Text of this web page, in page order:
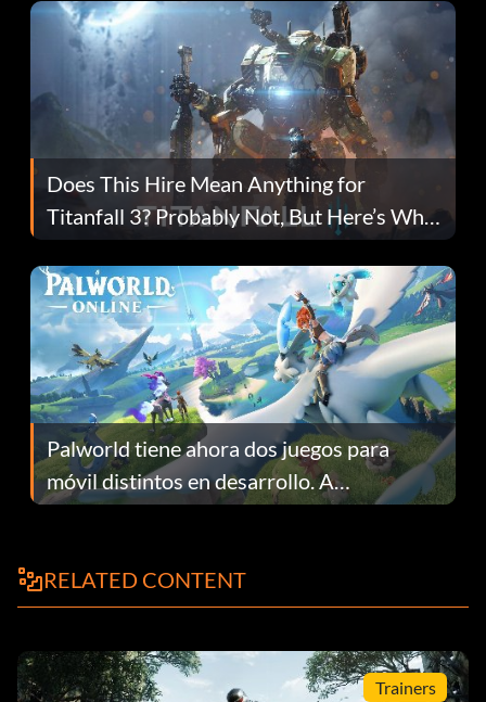
Does This Hire Mean Anything for
Titanfall 3? Probably Not, But Here’s Why
Fans Are Hopeful
Palworld tiene ahora dos juegos para
móvil distintos en desarrollo. A
continuación te explicamos por qué.
RELATED CONTENT
Trainers